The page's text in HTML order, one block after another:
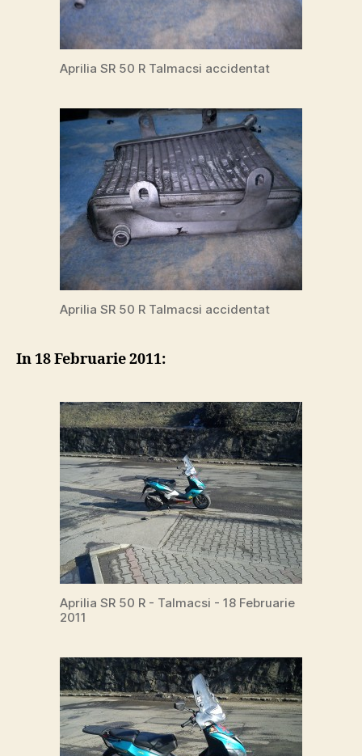
Aprilia SR 50 R Talmacsi accidentat
Aprilia SR 50 R Talmacsi accidentat
In 18 Februarie 2011:
Aprilia SR 50 R - Talmacsi - 18 Februarie
2011